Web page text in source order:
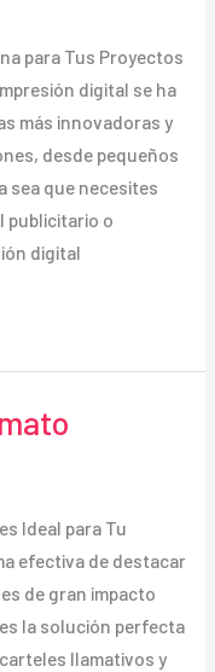
para Tus Proyectos
digital se ha
más innovadoras y
desde pequeños
sea que necesites
publicitario o
digital
Ideal para Tu
efectiva de destacar
de gran impacto
la solución perfecta
llamativos y